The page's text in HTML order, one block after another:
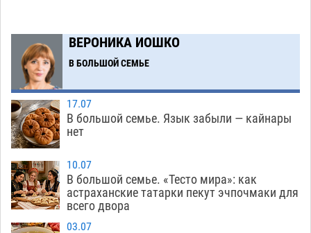
12:02
Астраханский следком помог подростку
получить зарплату за честный труд
10:51
Фаворитская ноша: астраханские
гандболисты крупно проиграли пермякам
09:00
Лидеры чеченской диаспоры в Астрахани
осудили выходку молодого лихача с улицы
Никольской
ВЕРОНИКА ИОШКО
В БОЛЬШОЙ СЕМЬЕ
17.07
В большой семье. Язык забыли — кайнары
нет
10.07
В большой семье. «Тесто мира»: как
астраханские татарки пекут эчпочмаки для
всего двора
03.07